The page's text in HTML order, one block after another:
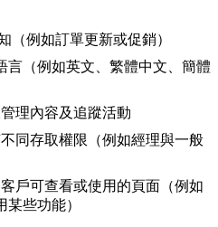
（例如訂單更新或促銷）
言（例如英文、繁體中文、簡體
理內容及追蹤活動
同存取權限（例如經理與一般
戶可查看或使用的頁面（例如
某些功能）